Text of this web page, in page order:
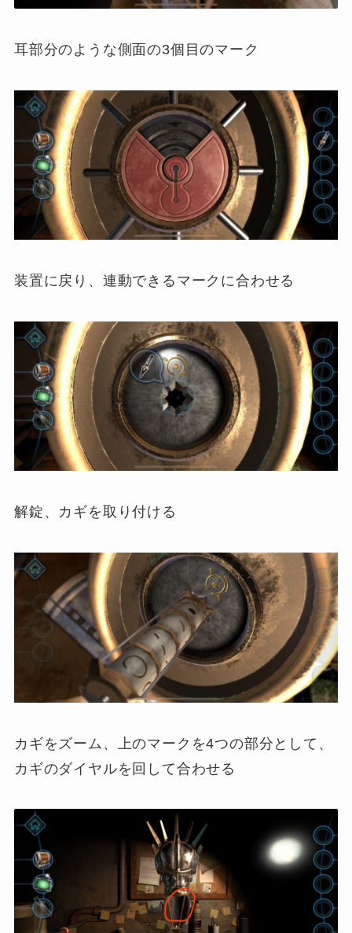
耳部分のような側面の3個目のマーク
装置に戻り、連動できるマークに合わせる
解錠、カギを取り付ける
カギをズーム、上のマークを4つの部分として、
カギのダイヤルを回して合わせる